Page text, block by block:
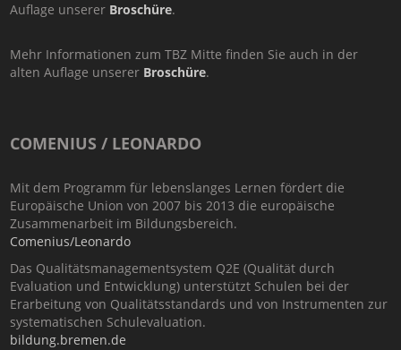
Auflage unserer Broschüre.
Mehr Informationen zum TBZ Mitte finden Sie auch in der
alten Auflage unserer Broschüre.
COMENIUS / LEONARDO
Mit dem Programm für lebenslanges Lernen fördert die
Europäische Union von 2007 bis 2013 die europäische
Zusammenarbeit im Bildungsbereich.
Comenius/Leonardo
Das Qualitätsmanagementsystem Q2E (Qualität durch
Evaluation und Entwicklung) unterstützt Schulen bei der
Erarbeitung von Qualitätsstandards und von Instrumenten zur
systematischen Schulevaluation.
bildung.bremen.de